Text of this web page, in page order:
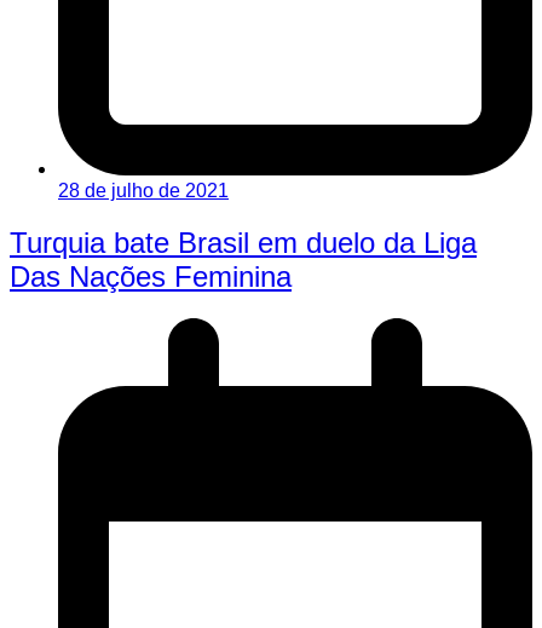
28 de julho de 2021
Turquia bate Brasil em duelo da Liga
Das Nações Feminina